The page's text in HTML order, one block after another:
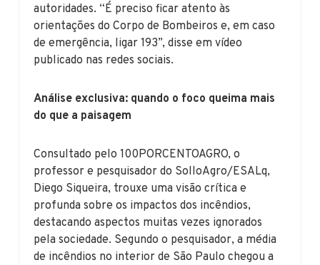
autoridades. “É preciso ficar atento às
orientações do Corpo de Bombeiros e, em caso
de emergência, ligar 193”, disse em vídeo
publicado nas redes sociais.
Análise exclusiva: quando o foco queima mais
do que a paisagem
Consultado pelo 100PORCENTOAGRO, o
professor e pesquisador do SolloAgro/ESALq,
Diego Siqueira, trouxe uma visão crítica e
profunda sobre os impactos dos incêndios,
destacando aspectos muitas vezes ignorados
pela sociedade. Segundo o pesquisador, a média
de incêndios no interior de São Paulo chegou a